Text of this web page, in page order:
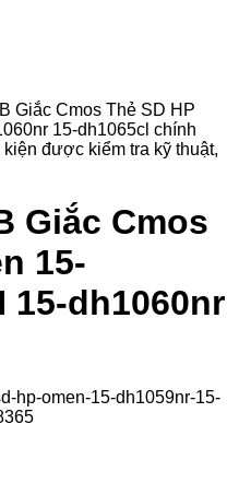
Giắc Cmos Thẻ SD HP
15-dh1065cl chính
được kiểm tra kỹ thuật,
Giắc Cmos
15-
15-dh1060nr